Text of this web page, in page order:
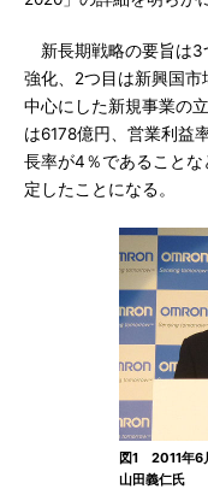
新長期戦略の要旨は3
強化、2つ目は新興国
中心にした新規事業の
は6178億円、営業利益
長率が4％であること
定したことになる。
図1 2011年6
山田義仁氏